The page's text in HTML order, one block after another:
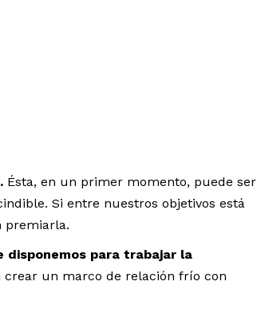
Ésta, en un primer momento, puede ser
Si entre nuestros objetivos está
premiarla.
disponemos para trabajar la
crear un marco de relación frío con